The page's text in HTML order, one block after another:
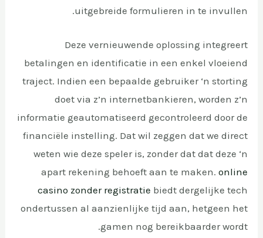
uitgebreide formulieren in te invullen.
Deze vernieuwende oplossing integreert
betalingen en identificatie in een enkel vloeiend
traject. Indien een bepaalde gebruiker ‘n storting
doet via z’n internetbankieren, worden z’n
informatie geautomatiseerd gecontroleerd door de
financiële instelling. Dat wil zeggen dat we direct
weten wie deze speler is, zonder dat dat deze ‘n
apart rekening behoeft aan te maken. online
casino zonder registratie biedt dergelijke tech
ondertussen al aanzienlijke tijd aan, hetgeen het
gamen nog bereikbaarder wordt.